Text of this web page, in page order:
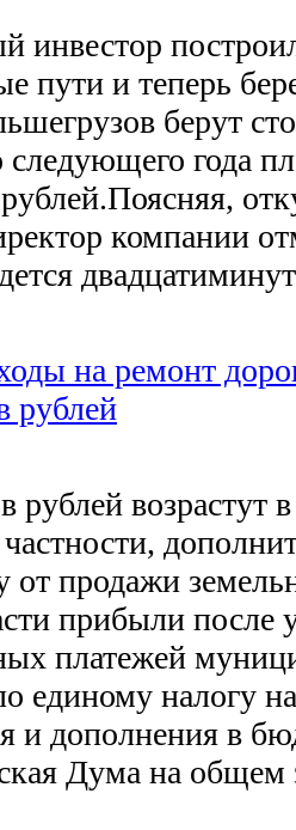
инвестор
пути и теперь
берут
следующего года
компании
на ремонт
рублей
возрастут
от продажи
прибыли после
платежей
единому налогу
и дополнения в
Дума на общем